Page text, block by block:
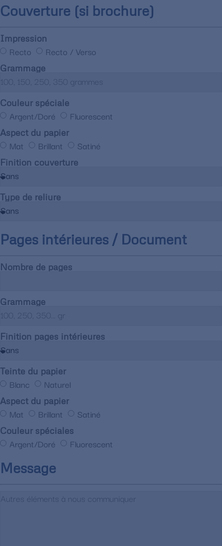
Couverture (si brochure)
Impression
Recto Recto / Verso
Grammage
Couleur spéciale
Argent/Doré Fluorescent
Aspect du papier
Mat Brillant Satiné
Finition couverture
Type de reliure
Pages intérieures / Document
Nombre de pages
Grammage
Finition pages intérieures
Teinte du papier
Blanc Naturel
Aspect du papier
Mat Brillant Satiné
Couleur spéciales
Argent/Doré Fluorescent
Message